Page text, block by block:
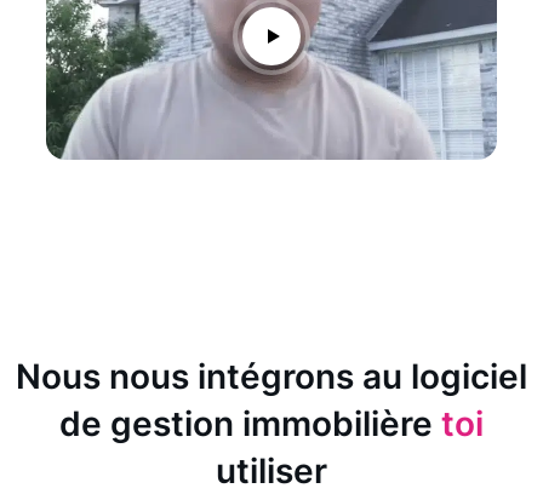
Nous nous intégrons au logiciel
de gestion immobilière toi
utiliser